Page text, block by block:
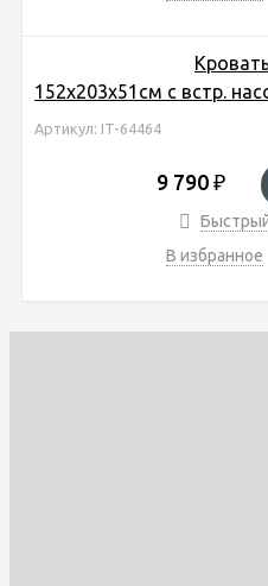
152х203х51см с встр.
Артикул: IT-64464
9 790 ₽
В избранное